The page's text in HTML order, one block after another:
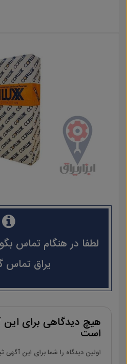
لطفا در هنگام تماس
یراق تماس
هیچ دیدگاهی برای
است
اولین دیدگاه را شما برای این آگهی